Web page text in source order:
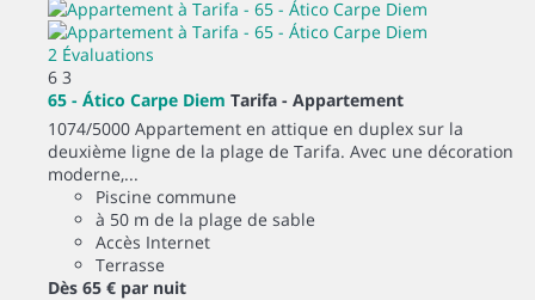
2 Évaluations
6 3
65 - Ático Carpe Diem Tarifa - Appartement
1074/5000 Appartement en attique en duplex sur la
deuxième ligne de la plage de Tarifa. Avec une décoration
moderne,...
Piscine commune
à 50 m de la plage de sable
Accès Internet
Terrasse
Dès 65 € par nuit